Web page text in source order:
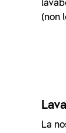
(non
La